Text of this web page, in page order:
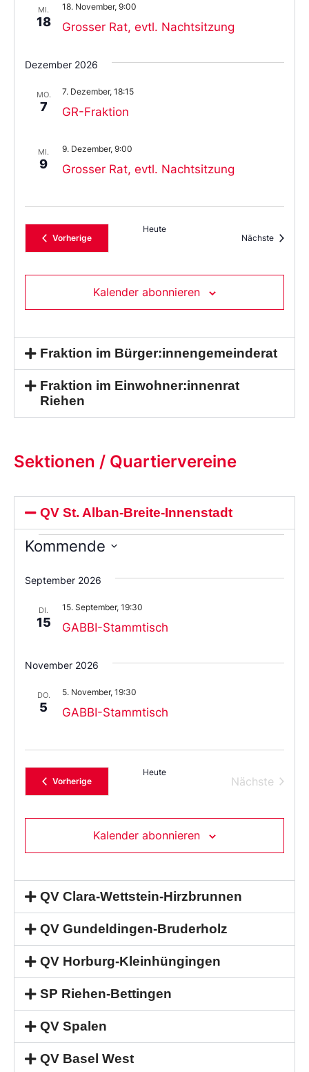
MI.
18 Grosser Rat, evtl. Nachtsitzung
18. November, 9:00
Dezember 2026
MO.
7 GR-Fraktion
7. Dezember, 18:15
MI.
9 Grosser Rat, evtl. Nachtsitzung
9. Dezember, 9:00
VorherigeVeranstaltungen
Heute
Nächste
Kalender abonnieren
Fraktion im Bürger:innengemeinderat
Fraktion im Einwohner:innenrat
Riehen
Sektionen / Quartiervereine
QV St. Alban-Breite-Innenstadt
Kommende
Sie
das
aus.
September 2026
DI.
15 GABBI-Stammtisch
15. September, 19:30
November 2026
DO.
5 GABBI-Stammtisch
5. November, 19:30
VorherigeVeranstaltungen
Heute
Nächste
Kalender abonnieren
QV Clara-Wettstein-Hirzbrunnen
QV Gundeldingen-Bruderholz
QV Horburg-Kleinhüngingen
SP Riehen-Bettingen
QV Spalen
QV Basel West